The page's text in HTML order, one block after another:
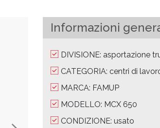
Informazioni
DIVISIONE: asportazione
CATEGORIA: centri di
MARCA: FAMUP
MODELLO: MCX 650
CONDIZIONE: usato